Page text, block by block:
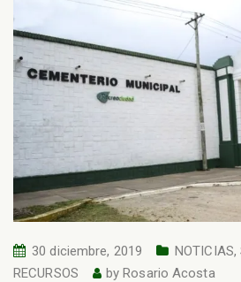
30 diciembre, 2019 NOTICIAS,
RECURSOS
byRosario Acosta